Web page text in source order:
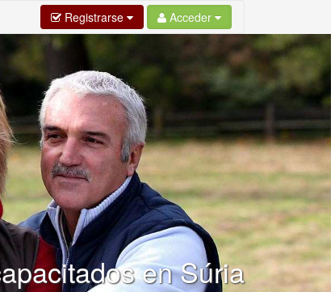
Registrarse Acceder
en Súria